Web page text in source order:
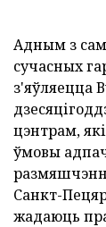
Адным з
сучасных
з'яўляецца
цэнтрам,
ўмовы
Санкт-
жадаюць